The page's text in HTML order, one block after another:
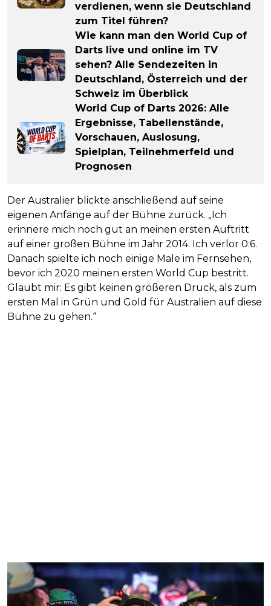
verdienen, wenn sie Deutschland
zum Titel führen?
Wie kann man den World Cup of
Darts live und online im TV
sehen? Alle Sendezeiten in
Deutschland, Österreich und der
Schweiz im Überblick
World Cup of Darts 2026: Alle
Ergebnisse, Tabellenstände,
Vorschauen, Auslosung,
Spielplan, Teilnehmerfeld und
Prognosen
Der Australier blickte anschließend auf seine
eigenen Anfänge auf der Bühne zurück. „Ich
erinnere mich noch gut an meinen ersten Auftritt
auf einer großen Bühne im Jahr 2014. Ich verlor 0:6.
Danach spielte ich noch einige Male im Fernsehen,
bevor ich 2020 meinen ersten World Cup bestritt.
Glaubt mir: Es gibt keinen größeren Druck, als zum
ersten Mal in Grün und Gold für Australien auf diese
Bühne zu gehen.“